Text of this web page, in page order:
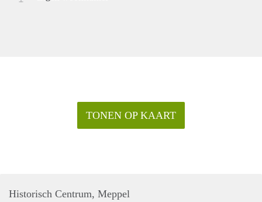
TONEN OP KAART
Historisch Centrum, Meppel